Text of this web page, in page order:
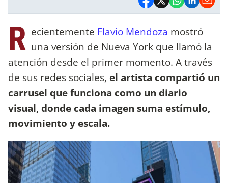
R ecientemente Flavio Mendoza mostró
una versión de Nueva York que llamó la
atención desde el primer momento. A través
de sus redes sociales, el artista compartió un
carrusel que funciona como un diario
visual, donde cada imagen suma estímulo,
movimiento y escala.